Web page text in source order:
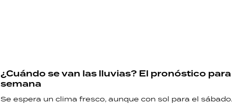
¿Cuándo se van las lluvias? El pronóstico
semana
Se espera un clima fresco, aunque con sol para el sábado.